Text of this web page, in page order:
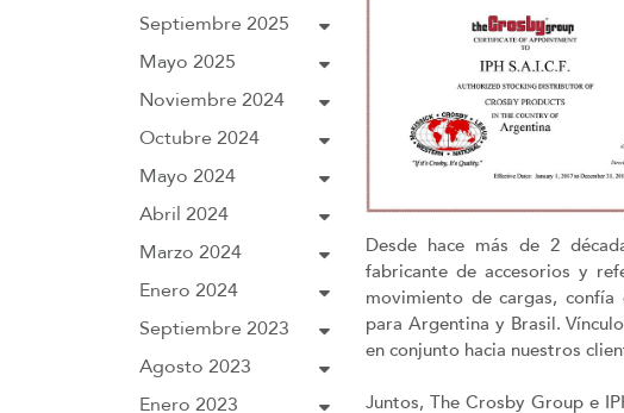
Septiembre 2025
Mayo 2025
Noviembre 2024
Octubre 2024
Mayo 2024
Abril 2024
Marzo 2024
Enero 2024
Septiembre 2023
Agosto 2023
Enero 2023
Desde hace más de 2
fabricante de accesorios y
movimiento de cargas,
para Argentina y Brasil.
en conjunto hacia nuestros
Juntos, The Crosby Group e